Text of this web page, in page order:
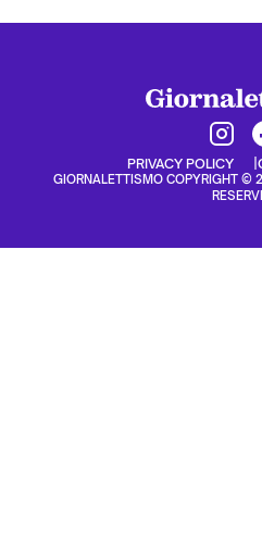
PRIVACY POLICY
GIORNALETTISMO COPYRIGHT ©